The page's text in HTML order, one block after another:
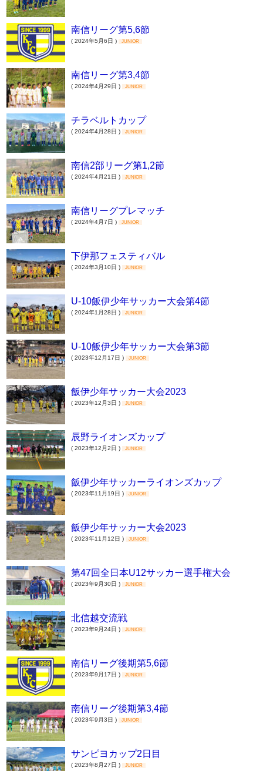
南信リーグ第5,6節
( 2024年5月6日 ) JUNIOR
南信リーグ第3,4節
( 2024年4月29日 ) JUNIOR
チラベルトカップ
( 2024年4月28日 ) JUNIOR
南信2部リーグ第1,2節
( 2024年4月21日 ) JUNIOR
南信リーグプレマッチ
( 2024年4月7日 ) JUNIOR
下伊那フェスティバル
( 2024年3月10日 ) JUNIOR
U-10飯伊少年サッカー大会第4節
( 2024年1月28日 ) JUNIOR
U-10飯伊少年サッカー大会第3節
( 2023年12月17日 ) JUNIOR
飯伊少年サッカー大会2023
( 2023年12月3日 ) JUNIOR
辰野ライオンズカップ
( 2023年12月2日 ) JUNIOR
飯伊少年サッカーライオンズカップ
( 2023年11月19日 ) JUNIOR
飯伊少年サッカー大会2023
( 2023年11月12日 ) JUNIOR
第47回全日本U12サッカー選手権大会
( 2023年9月30日 ) JUNIOR
北信越交流戦
( 2023年9月24日 ) JUNIOR
南信リーグ後期第5,6節
( 2023年9月17日 ) JUNIOR
南信リーグ後期第3,4節
( 2023年9月3日 ) JUNIOR
サンピヨカップ2日目
( 2023年8月27日 ) JUNIOR